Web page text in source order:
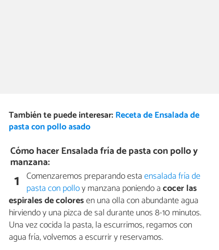
También te puede interesar: Receta de Ensalada de
pasta con pollo asado
Cómo hacer Ensalada fría de pasta con pollo y
manzana:
1 Comenzaremos preparando estaensalada fría de
pasta con polloy manzana poniendo acocer las
espirales de coloresen una olla con abundante agua
hirviendo y una pizca de sal durante unos 8-10 minutos.
Una vez cocida la pasta, la escurrimos, regamos con
agua fría, volvemos a escurrir y reservamos.